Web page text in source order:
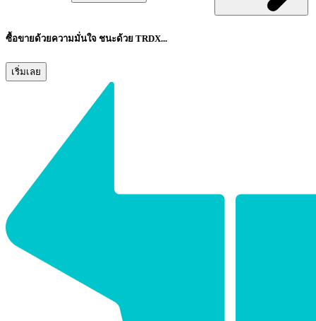
ซื้อขายด้วยความมั่นใจ ชนะด้วย TRDX...
เริ่มเลย